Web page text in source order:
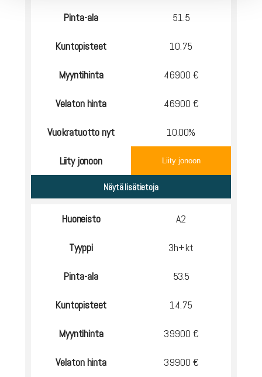
Pinta-ala 51.5
Kuntopisteet 10.75
Myyntihinta 46900 €
Velaton hinta 46900 €
Vuokratuotto nyt 10.00%
Liity jonoon Liity jonoon
Huoneisto A2
Tyyppi 3h+kt
Pinta-ala 53.5
Kuntopisteet 14.75
Myyntihinta 39900 €
Velaton hinta 39900 €